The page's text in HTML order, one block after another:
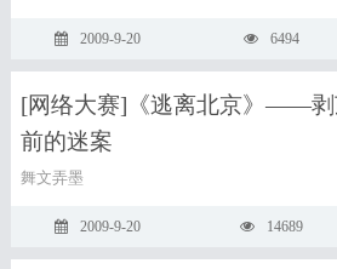
2009-9-20 6494
[网络大赛]《逃离北京》——剥
前的迷案
舞文弄墨
2009-9-20 14689